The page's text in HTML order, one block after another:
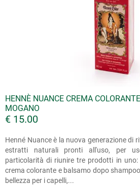
HENNÈ NUANCE CREMA
MOGANO
€ 15.00
Henné Nuance è la nuova generazione di
estratti naturali pronti all'uso, per
particolarità di riunire tre prodotti in uno:
crema colorante e balsamo dopo
bellezza per i capelli,...